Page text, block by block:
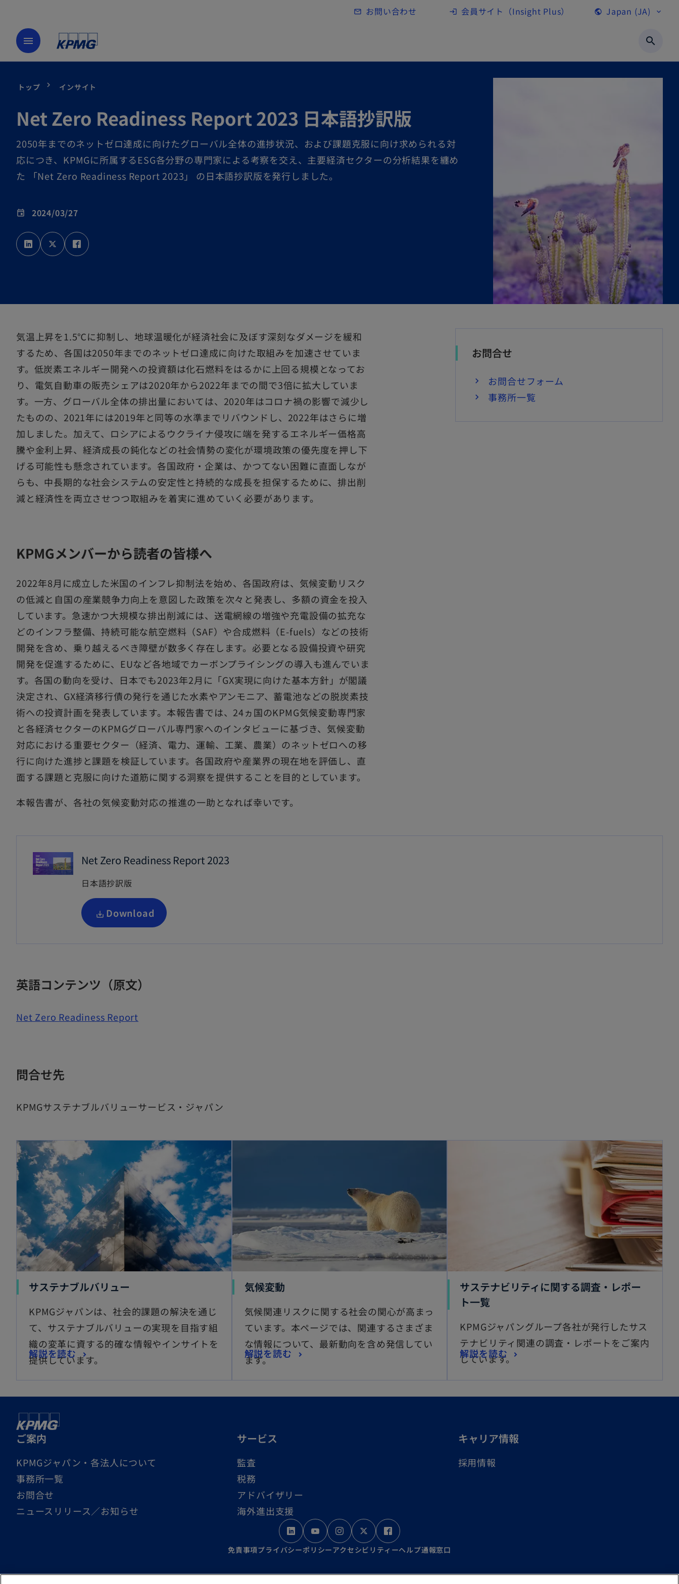
Skip to main content
mail_outline お問い合わせ login 会員サイト（Insight Plus）
新
public Japan (JA) expand_more
menu search
トップ インサイト
Net Zero Readiness Report 2023 日本語抄訳版
2050年までのネットゼロ達成に向けたグローバル全体の進捗状況、および課題克服に向け求められる対
応につき、KPMGに所属するESG各分野の専門家による考察を交え、主要経済セクターの分析結果を纏め
た 「Net Zero Readiness Report 2023」 の日本語抄訳版を発行しました。
event 2024/03/27
新
し
で
新
し
で
で
気温上昇を1.5℃に抑制し、地球温暖化が経済社会に及ぼす深刻なダメージを緩和
するため、各国は2050年までのネットゼロ達成に向けた取組みを加速させていま
す。低炭素エネルギー開発への投資額は化石燃料をはるかに上回る規模となってお
り、電気自動車の販売シェアは2020年から2022年までの間で3倍に拡大していま
す。一方、グローバル全体の排出量においては、2020年はコロナ禍の影響で減少し
たものの、2021年には2019年と同等の水準までリバウンドし、2022年はさらに増
加しました。加えて、ロシアによるウクライナ侵攻に端を発するエネルギー価格高
騰や金利上昇、経済成長の鈍化などの社会情勢の変化が環境政策の優先度を押し下
げる可能性も懸念されています。各国政府・企業は、かつてない困難に直面しなが
らも、中長期的な社会システムの安定性と持続的な成長を担保するために、排出削
減と経済性を両立させつつ取組みを着実に進めていく必要があります。
KPMGメンバーから読者の皆様へ
2022年8月に成立した米国のインフレ抑制法を始め、各国政府は、気候変動リスク
の低減と自国の産業競争力向上を意図した政策を次々と発表し、多額の資金を投入
しています。急速かつ大規模な排出削減には、送電網線の増強や充電設備の拡充な
どのインフラ整備、持続可能な航空燃料（SAF）や合成燃料（E-fuels）などの技術
開発を含め、乗り越えるべき障壁が数多く存在します。必要となる設備投資や研究
開発を促進するために、EUなど各地域でカーボンプライシングの導入も進んでいま
す。各国の動向を受け、日本でも2023年2月に「GX実現に向けた基本方針」が閣議
決定され、GX経済移行債の発行を通じた水素やアンモニア、蓄電池などの脱炭素技
術への投資計画を発表しています。本報告書では、24ヵ国のKPMG気候変動専門家
と各経済セクターのKPMGグローバル専門家へのインタビューに基づき、気候変動
対応における重要セクター（経済、電力、運輸、工業、農業）のネットゼロへの移
行に向けた進捗と課題を検証しています。各国政府や産業界の現在地を評価し、直
面する課題と克服に向けた道筋に関する洞察を提供することを目的としています。
本報告書が、各社の気候変動対応の推進の一助となれば幸いです。
お問合せ
お問合せフォーム
事務所一覧
Net Zero Readiness Report 2023
日本語抄訳版
Download
新
し
ブ
で
く
英語コンテンツ（原文）
Net Zero Readiness Report
問合せ先
KPMGサステナブルバリューサービス・ジャパン
サステナブルバリュー
い
タ
ブ
開
KPMGジャパンは、社会的課題の解決を通じ
て、サステナブルバリューの実現を目指す組
織の変革に資する的確な情報やインサイトを
提供しています。
解説を読む
新
し
い
タ
く
新しいタブで開く
気候変動新
い
タ
ブ
で
開
気候関連リスクに関する社会の関心が高まっ
ています。本ページでは、関連するさまざま
な情報について、最新動向を含め発信してい
ます。
解説を読む
新
い
タ
新しいタブで開く
サステナビリティに関する調査・レポー
ト一覧
い
タ
ブ
で
KPMGジャパングループ各社が発行したサス
テナビリティ関連の調査・レポートをご案内
しています。
解説を読む
い
タ
新しいタブで開く
ご案内
KPMGジャパン・各法人について
事務所一覧
お問合せ
ニュースリリース／お知らせ
サービス
監査
税務
アドバイザリー
海外進出支援
キャリア情報
採用情報
新
し
タ
新
し
タ
新
し
タ
新
し
タ
新
タ
免責事項プライバシーポリシーアクセシビリティーヘルプ通報窓口